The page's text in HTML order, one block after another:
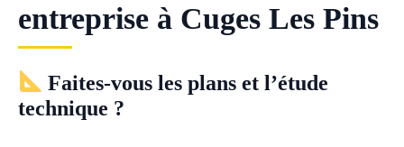
entreprise à Cuges Les Pins
Faites-vous les plans et l’étude
technique ?